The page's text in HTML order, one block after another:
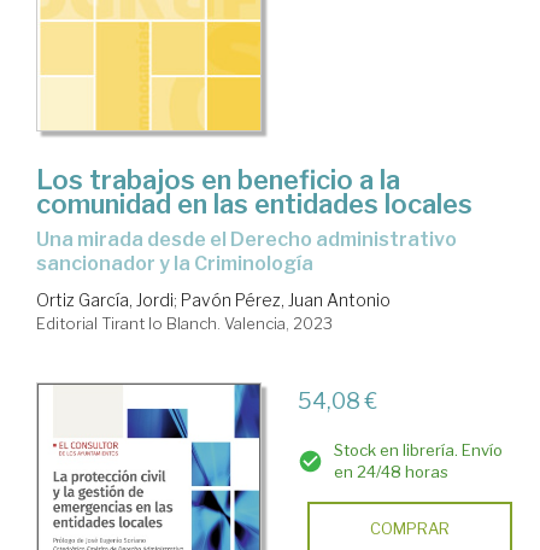
Los trabajos en beneficio a la
comunidad en las entidades locales
una mirada desde el Derecho administrativo
sancionador y la Criminología
Ortiz García, Jordi; Pavón Pérez, Juan Antonio
Editorial Tirant lo Blanch. Valencia, 2023
54,08 €
Stock en librería. Envío
en 24/48 horas
COMPRAR